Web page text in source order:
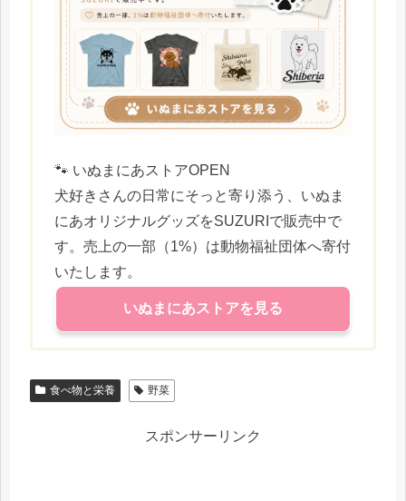
🐾 いぬまにあストアOPEN
犬好きさんの日常にそっと寄り添う、いぬま
にあオリジナルグッズをSUZURIで販売中で
す。売上の一部（1%）は動物福祉団体へ寄付
いたします。
いぬまにあストアを見る
食べ物と栄養 野菜
スポンサーリンク